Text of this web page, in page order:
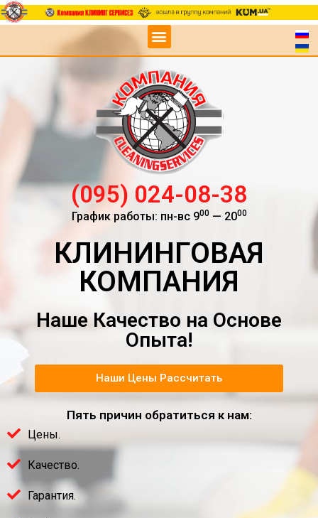
(095) 024-08-38
График работы: пн-вс 900— 2000
КЛИНИНГОВАЯ
КОМПАНИЯ
Наше Качество на Основе
Опыта!
Наши Цены Рассчитать
Пять причин обратиться к нам:
Цены.
Качество.
Гарантия.